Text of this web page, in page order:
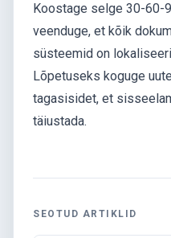
Koostage selge 30-60-
veenduge, et kõik
süsteemid on
Lõpetuseks koguge
tagasisidet, et
täiustada.
SEOTUD ARTIKLID